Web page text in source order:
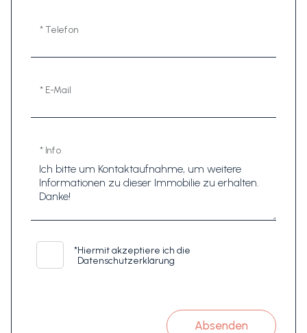
* Telefon
* E-Mail
* Info
*Hiermit akzeptiere ich die
Datenschutzerklärung
Absenden